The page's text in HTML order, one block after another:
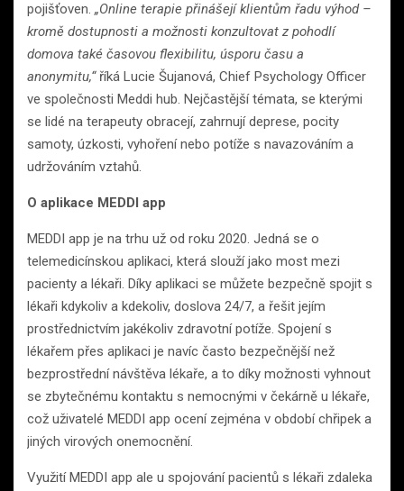
pojišťoven. „Online terapie přinášejí klientům řadu výhod –
kromě dostupnosti a možnosti konzultovat z pohodlí
domova také časovou flexibilitu, úsporu času a
anonymitu,“říká Lucie Šujanová, Chief Psychology Officer
ve společnosti Meddi hub. Nejčastější témata, se kterými
se lidé na terapeuty obracejí, zahrnují deprese, pocity
samoty, úzkosti, vyhoření nebo potíže s navazováním a
udržováním vztahů.
O aplikace MEDDI app
MEDDI app je na trhu už od roku 2020. Jedná se o
telemedicínskou aplikaci, která slouží jako most mezi
pacienty a lékaři. Díky aplikaci se můžete bezpečně spojit s
lékaři kdykoliv a kdekoliv, doslova 24/7, a řešit jejím
prostřednictvím jakékoliv zdravotní potíže. Spojení s
lékařem přes aplikaci je navíc často bezpečnější než
bezprostřední návštěva lékaře, a to díky možnosti vyhnout
se zbytečnému kontaktu s nemocnými v čekárně u lékaře,
což uživatelé MEDDI app ocení zejména v období chřipek a
jiných virových onemocnění.
Využití MEDDI app ale u spojování pacientů s lékaři zdaleka